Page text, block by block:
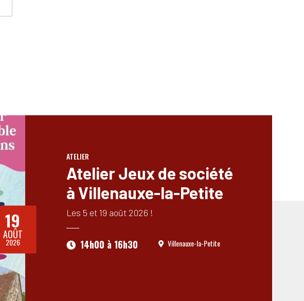
19
AOÛT
2026
ATELIER
Atelier Jeux de société
à Villenauxe-la-Petite
Les 5 et 19 août 2026 !
14h00 à 16h30 Villenauxe-la-Petite